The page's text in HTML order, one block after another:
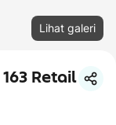
Lihat galeri
Retail